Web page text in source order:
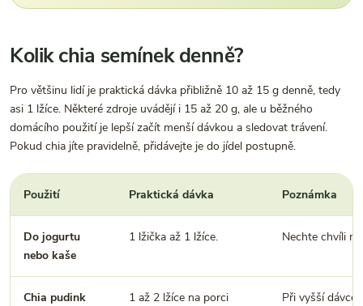
Kolik chia semínek denně?
Pro většinu lidí je praktická dávka přibližně 10 až 15 g denně, tedy
asi 1 lžíce. Některé zdroje uvádějí i 15 až 20 g, ale u běžného
domácího použití je lepší začít menší dávkou a sledovat trávení.
Pokud chia jíte pravidelně, přidávejte je do jídel postupně.
Použití Praktická dávka Poznámka
Do jogurtu
nebo kaše
1 lžička až 1 lžíce. Nechte chvíli
Chia pudink
1 až 2 lžíce na porci
Při vyšší dávce